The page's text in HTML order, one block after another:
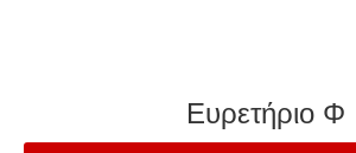
Ευρετήριο Φ